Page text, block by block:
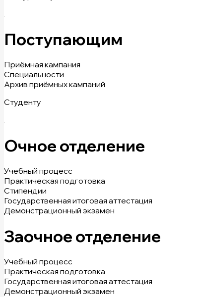
Поступающим
Приёмная кампания
Специальности
Архив приёмных кампаний
Студенту
Очное отделение
Учебный процесс
Практическая подготовка
Стипендии
Государственная итоговая аттестация
Демонстрационный экзамен
Заочное отделение
Учебный процесс
Практическая подготовка
Государственная итоговая аттестация
Демонстрационный экзамен